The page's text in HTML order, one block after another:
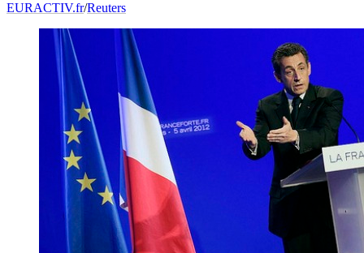
EURACTIV.fr/Reuters